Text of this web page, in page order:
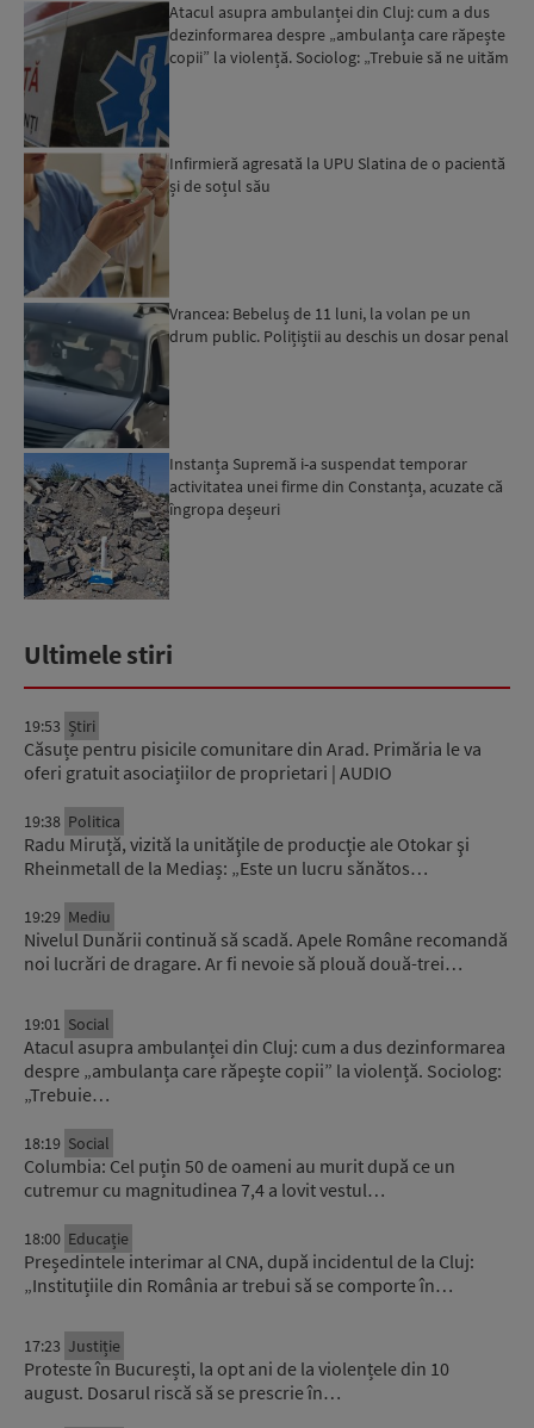
Atacul asupra ambulanței din Cluj: cum a dus
dezinformarea despre „ambulanța care răpește
copii” la violență. Sociolog: „Trebuie să ne uităm
Infirmieră agresată la UPU Slatina de o pacientă
și de soțul său
Vrancea: Bebeluș de 11 luni, la volan pe un
drum public. Polițiștii au deschis un dosar penal
Instanța Supremă i-a suspendat temporar
activitatea unei firme din Constanța, acuzate că
îngropa deșeuri
Ultimele stiri
19:53 Știri
Căsuțe pentru pisicile comunitare din Arad. Primăria le va
oferi gratuit asociațiilor de proprietari | AUDIO
19:38 Politica
Radu Miruță, vizită la unităţile de producţie ale Otokar şi
Rheinmetall de la Mediaș: „Este un lucru sănătos…
19:29 Mediu
Nivelul Dunării continuă să scadă. Apele Române recomandă
noi lucrări de dragare. Ar fi nevoie să plouă două-trei…
19:01 Social
Atacul asupra ambulanței din Cluj: cum a dus dezinformarea
despre „ambulanța care răpește copii” la violență. Sociolog:
„Trebuie…
18:19 Social
Columbia: Cel puțin 50 de oameni au murit după ce un
cutremur cu magnitudinea 7,4 a lovit vestul…
18:00 Educație
Președintele interimar al CNA, după incidentul de la Cluj:
„Instituțiile din România ar trebui să se comporte în…
17:23 Justiție
Proteste în București, la opt ani de la violențele din 10
august. Dosarul riscă să se prescrie în…